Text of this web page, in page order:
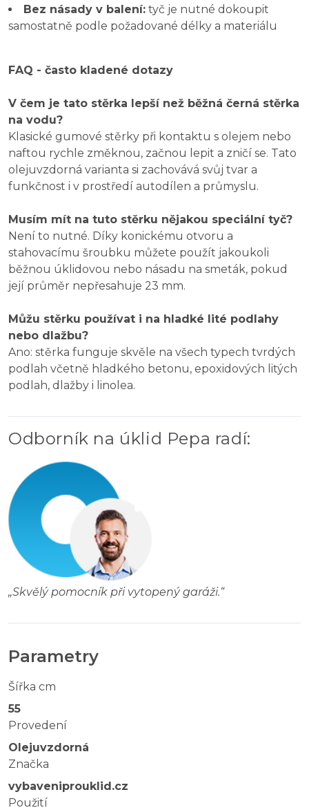
Bez násady v balení: tyč je nutné dokoupit
samostatně podle požadované délky a materiálu
FAQ - často kladené dotazy
V čem je tato stěrka lepší než běžná černá stěrka
na vodu?
Klasické gumové stěrky při kontaktu s olejem nebo
naftou rychle změknou, začnou lepit a zničí se. Tato
olejuvzdorná varianta si zachovává svůj tvar a
funkčnost i v prostředí autodílen a průmyslu.
Musím mít na tuto stěrku nějakou speciální tyč?
Není to nutné. Díky konickému otvoru a
stahovacímu šroubku můžete použít jakoukoli
běžnou úklidovou nebo násadu na smeták, pokud
její průměr nepřesahuje 23 mm.
Můžu stěrku používat i na hladké lité podlahy
nebo dlažbu?
Ano: stěrka funguje skvěle na všech typech tvrdých
podlah včetně hladkého betonu, epoxidových litých
podlah, dlažby i linolea.
Odborník na úklid Pepa radí:
„Skvělý pomocník při vytopený garáži.“
Parametry
Šířka cm
55
Provedení
Olejuvzdorná
Značka
vybaveniprouklid.cz
Použití